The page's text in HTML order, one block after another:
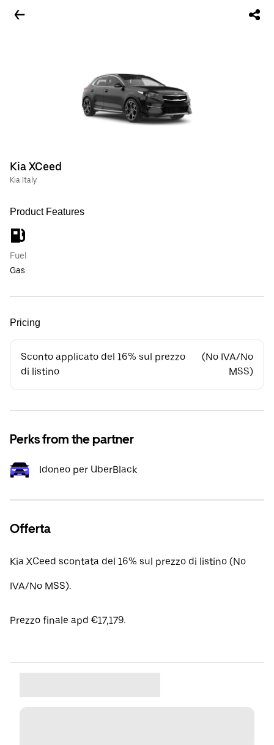
Kia XCeed
Kia Italy
Product Features
Fuel
Gas
Pricing
Sconto applicato del 16% sul prezzo
di listino
(No IVA/No
MSS)
Perks from the partner
Idoneo per UberBlack
Offerta
Kia XCeed scontata del 16% sul prezzo di listino (No
IVA/No MSS).
Prezzo finale apd €17,179.